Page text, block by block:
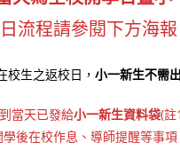
流程請參閱下方海報
校生之返校日， 小一新生不需
當天已發給小一新生資料袋(註
後在校作息、導師提醒等事項